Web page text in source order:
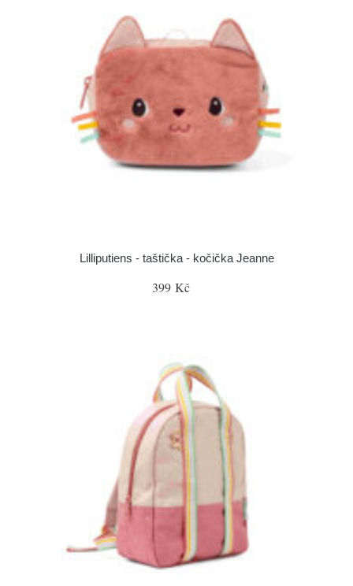
Lilliputiens - taštička - kočička Jeanne
399 Kč